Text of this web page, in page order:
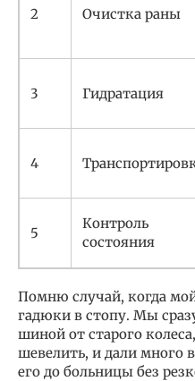
2 Очистка раны
3 Гидратация
4
5
Контроль
состояния
Помню случай, когда
гадюки в стопу. Мы
шиной от старого
шевелить, и дали много
его до больницы без